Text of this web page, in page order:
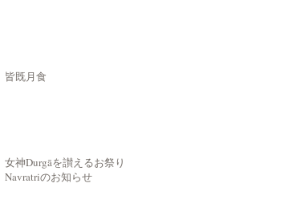
皆既月食
女神Durgāを讃えるお祭り
Navratriのお知らせ